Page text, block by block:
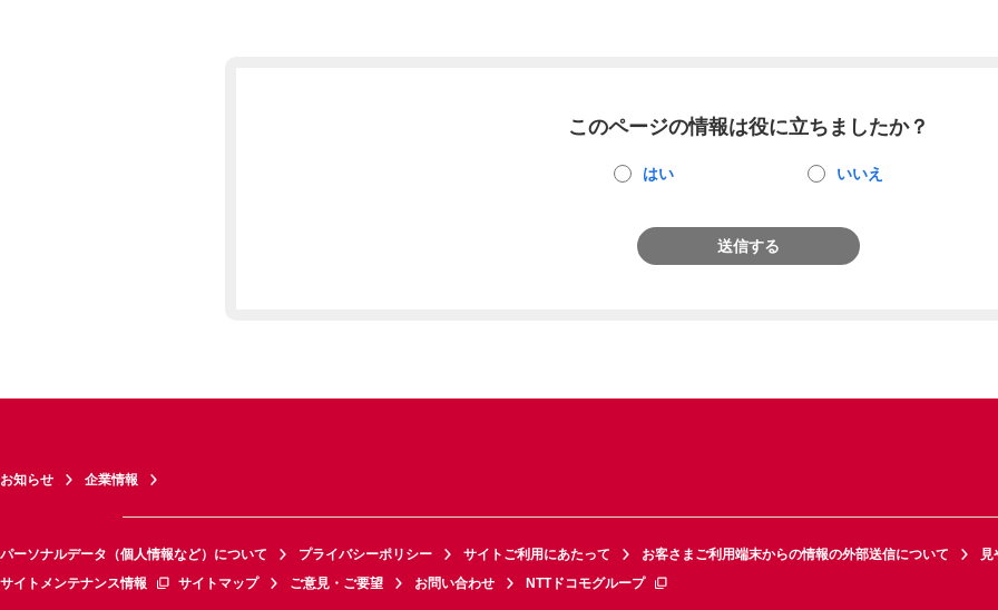
このページの情報は役に立ちましたか？
はい いいえ
送信する
お知らせ 企業情報
パーソナルデータ（個人情報など）について プライバシーポリシー サイトご利用にあたって お客さまご利用端末からの情報の外部送信について
見
サイトメンテナンス情報
サイトマップ ご意見・ご要望 お問い合わせ NTTドコモグループ